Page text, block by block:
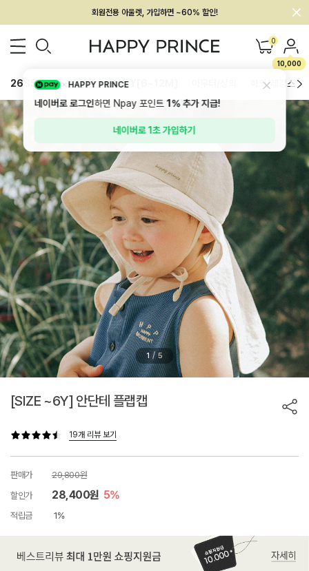
회원전용 아울렛, 가입하면 ~60% 할인!
멤버십 최대 28,000원 혜택 0
10,000
26SS 신상 BEST BABY[6~12M] 하의/레깅스
1 / 5
[SIZE ~6Y] 안단테 플랩캡
19개 리뷰 보기
판매가
29,800원
할인가
28,400원 5%
적립금 1%
HAPPY PRINCE
네이버로 로그인하면 Npay 포인트1%추가 지급!
네이버로 1초 가입하기